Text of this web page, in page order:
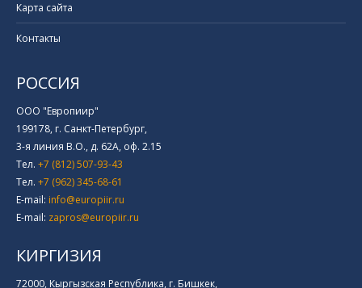
РОССИЯ
ООО "Европиир"
199178, г. Санкт-Петербург,
3-я линия В.О., д. 62А, оф. 2.15
Тел. +7 (812) 507-93-43
Тел. +7 (962) 345-68-61
E-mail: info@europiir.ru
E-mail: zapros@europiir.ru
КИРГИЗИЯ
72000, Кыргызская Республика, г. Бишкек,
Карта сайта
Контакты